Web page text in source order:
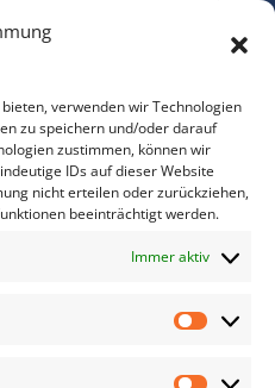
verwenden wir Technologien
zu speichern und/oder darauf
zustimmen, können wir
IDs auf dieser Website
nicht erteilen oder zurückziehen,
beeinträchtigt werden.
Immer aktiv
*